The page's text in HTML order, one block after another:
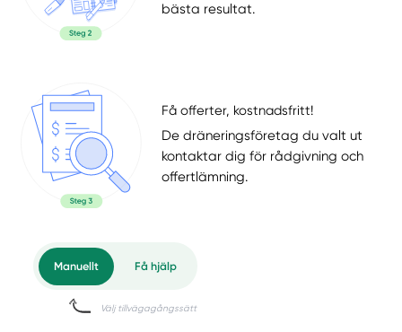
bästa resultat.
Få offerter, kostnadsfritt!
De dräneringsföretag du valt ut
kontaktar dig för rådgivning och
offertlämning.